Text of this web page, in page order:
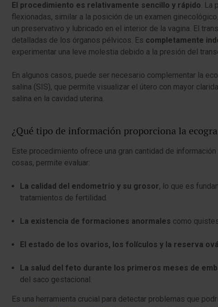
El procedimiento es relativamente sencillo y rápido. La
flexionadas, similar a la posición de un examen
un preservativo y lubricado en el interior de la vagina. El
detalladas de los órganos pélvicos. Es completamente
experimentar una leve molestia debido a la presión del
En algunos casos, puede ser necesario complementar la
salina (SIS), que permite visualizar el útero con mayor
salina en la cavidad uterina.
¿Qué tipo de información proporciona la
Este procedimiento ofrece una gran cantidad de
cosas, permite evaluar:
La calidad del endometrio y su grosor, lo que es
tratamientos de fertilidad.
La existencia de formaciones anormales como
El estado de los ovarios, los folículos y la reserva
La salud del feto durante los primeros meses de
del saco gestacional.
Es una herramienta crucial para detectar problemas que